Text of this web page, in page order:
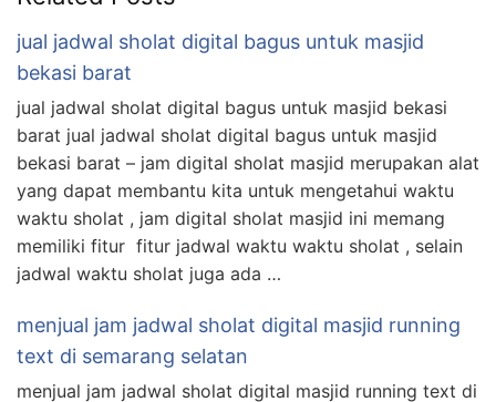
jual jadwal sholat digital bagus untuk masjid
bekasi barat
jual jadwal sholat digital bagus untuk masjid bekasi
barat jual jadwal sholat digital bagus untuk masjid
bekasi barat – jam digital sholat masjid merupakan alat
yang dapat membantu kita untuk mengetahui waktu
waktu sholat , jam digital sholat masjid ini memang
memiliki fitur fitur jadwal waktu waktu sholat , selain
jadwal waktu sholat juga ada …
menjual jam jadwal sholat digital masjid running
text di semarang selatan
menjual jam jadwal sholat digital masjid running text di